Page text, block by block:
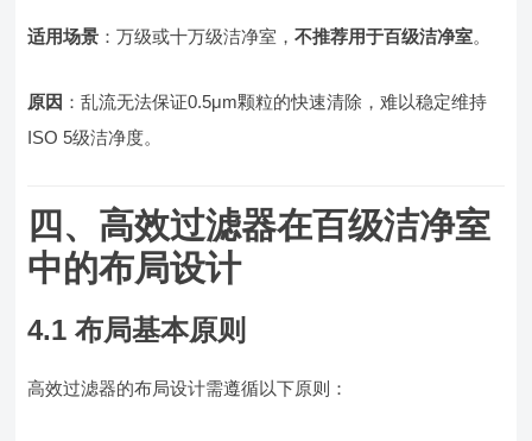
适用场景 ：万级或十万级洁净室，不推荐用于百级洁净室。
原因 ：乱流无法保证0.5μm颗粒的快速清除，难以稳定维持
ISO 5级洁净度。
四、高效过滤器在百级洁净室
中的布局设计
4.1 布局基本原则
高效过滤器的布局设计需遵循以下原则：